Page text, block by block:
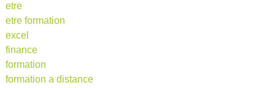
etre
etre formation
excel
finance
formation
formation a distance